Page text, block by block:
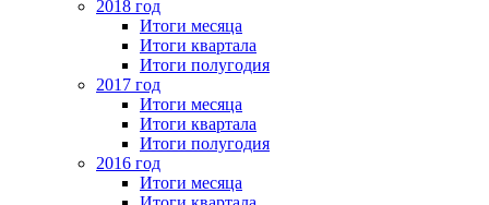
2018 год
Итоги месяца
Итоги квартала
Итоги полугодия
2017 год
Итоги месяца
Итоги квартала
Итоги полугодия
2016 год
Итоги месяца